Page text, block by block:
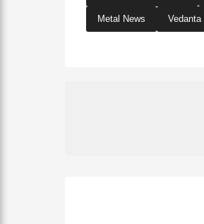
Metal News Vedanta